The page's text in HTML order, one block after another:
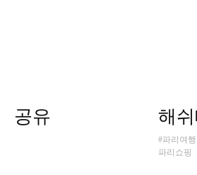
공유 해
#파리여행
파리쇼핑